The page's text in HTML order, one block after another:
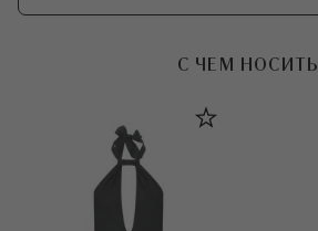
С ЧЕМ НОСИТЬ